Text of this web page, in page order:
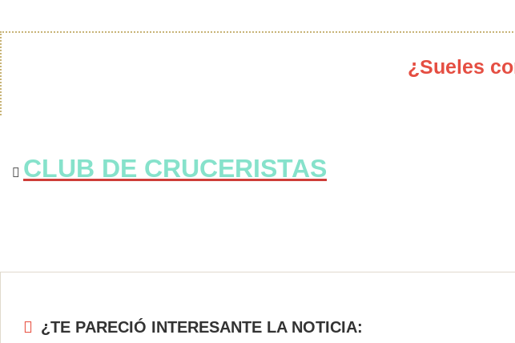
¿Sueles
CLUB DE CRUCERISTAS
¿TE PARECIÓ INTERESANTE LA NOTICIA: